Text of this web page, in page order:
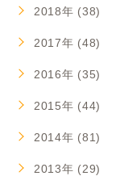
2018年 (38)
2017年 (48)
2016年 (35)
2015年 (44)
2014年 (81)
2013年 (29)